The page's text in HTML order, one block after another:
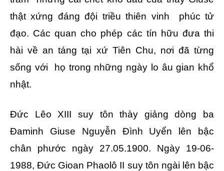
thật xứng đáng đội triều thiên vinh phúc tử
đạo. Các quan cho phép các tín hữu đưa thi
hài về an táng tại xứ Tiên Chu, nơi đã từng
sống với họ trong những ngày lo âu gian khổ
nhật.
Đức Lêo XIII suy tôn thày giảng dòng ba
Đaminh Giuse Nguyễn Đình Uyển lên bậc
chân phước ngày 27.05.1900. Ngày 19-06-
1988, Đức Gioan Phaolô II suy tôn ngài lên bậc